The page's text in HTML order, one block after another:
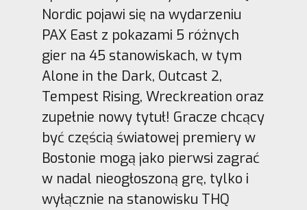
Nordic pojawi się na wydarzeniu
PAX East z pokazami 5 różnych
gier na 45 stanowiskach, w tym
Alone in the Dark, Outcast 2,
Tempest Rising, Wreckreation oraz
zupełnie nowy tytuł! Gracze chcący
być częścią światowej premiery w
Bostonie mogą jako pierwsi zagrać
w nadal nieogłoszoną grę, tylko i
wyłącznie na stanowisku THQ